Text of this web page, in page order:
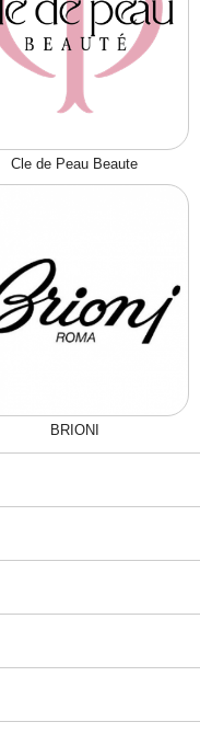
Cle de Peau Beaute
BRIONI